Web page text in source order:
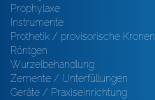
Prophylaxe
Instrumente
Prothetik / provisorische Kronen
Röntgen
Wurzelbehandlung
Zemente / Unterfüllungen
Geräte / Praxiseinrichtung